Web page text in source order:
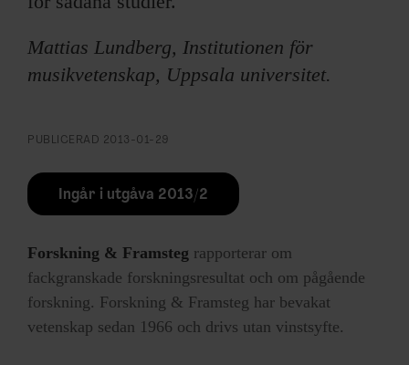
Mattias Lundberg, Institutionen för
musikvetenskap, Uppsala universitet.
PUBLICERAD 2013-01-29
Ingår i utgåva 2013/2
Forskning & Framsteg rapporterar om
fackgranskade forskningsresultat och om pågående
forskning. Forskning & Framsteg har bevakat
vetenskap sedan 1966 och drivs utan vinstsyfte.